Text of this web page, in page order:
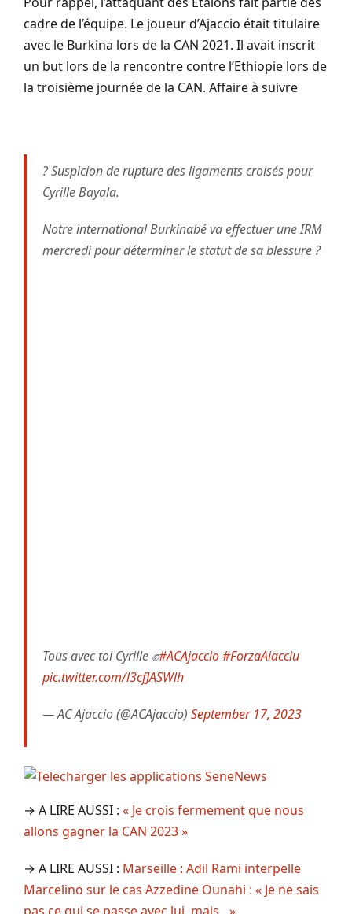
cadre de l’équipe. Le joueur d’Ajaccio était titulaire
avec le Burkina lors de la CAN 2021. Il avait inscrit
un but lors de la rencontre contre l’Ethiopie lors de
la troisième journée de la CAN. Affaire à suivre
? Suspicion de rupture des ligaments croisés pour
Cyrille Bayala.
Notre international Burkinabé va effectuer une IRM
mercredi pour déterminer le statut de sa blessure ?
Tous avec toi Cyrille ✊#ACAjaccio#ForzaAiacciu
pic.twitter.com/l3cfJASWlh
— AC Ajaccio (@ACAjaccio) September 17, 2023
→ A LIRE AUSSI : « Je crois fermement que nous
allons gagner la CAN 2023 »
→ A LIRE AUSSI : Marseille : Adil Rami interpelle
Marcelino sur le cas Azzedine Ounahi : « Je ne sais